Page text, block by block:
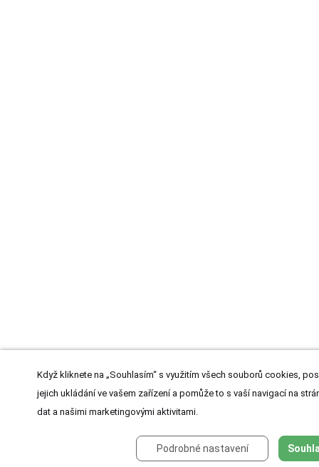
Když kliknete na „Souhlasím“ s využitím všech souborů cookies,
jejich ukládání ve vašem zařízení a pomůže to s vaší navigací na
dat a našimi marketingovými aktivitami.
Podrobné nastavení